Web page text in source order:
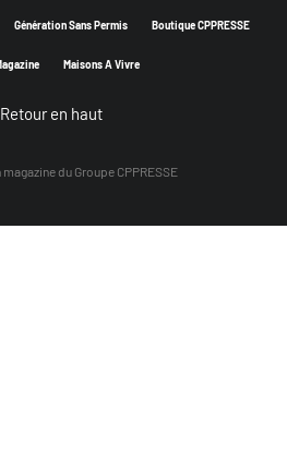
Génération Sans Permis Boutique CPPRESSE
Maisons A Vivre
Retour en haut
magazine du Groupe CPPRESSE